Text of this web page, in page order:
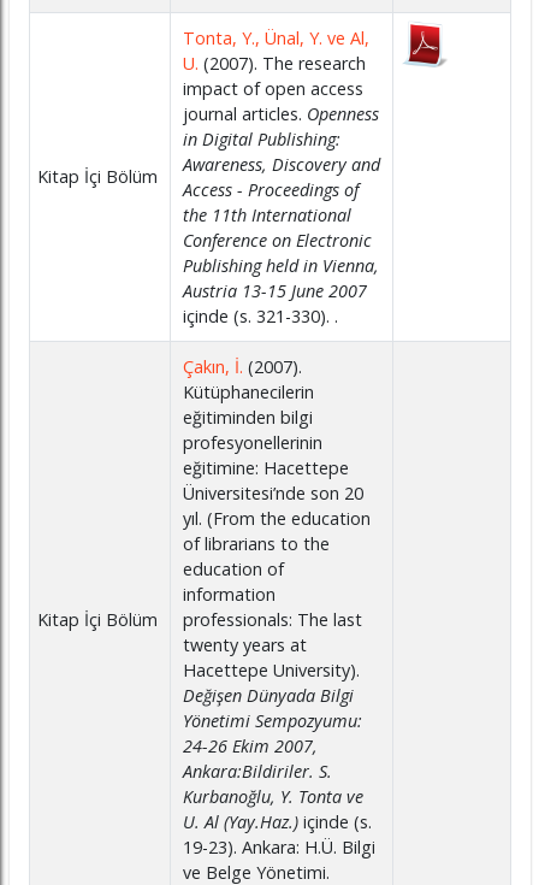
Kitap İçi Bölüm
Tonta, Y., Ünal, Y. ve Al,
U. (2007). The research
impact of open access
journal articles. Openness
in Digital Publishing:
Awareness, Discovery and
Access - Proceedings of
the 11th International
Conference on Electronic
Publishing held in Vienna,
Austria 13-15 June 2007
içinde (s. 321-330). .
Kitap İçi Bölüm
Çakın, İ. (2007).
Kütüphanecilerin
eğitiminden bilgi
profesyonellerinin
eğitimine: Hacettepe
Üniversitesi’nde son 20
yıl. (From the education
of librarians to the
education of
information
professionals: The last
twenty years at
Hacettepe University).
Değişen Dünyada Bilgi
Yönetimi Sempozyumu:
24-26 Ekim 2007,
Ankara:Bildiriler. S.
Kurbanoğlu, Y. Tonta ve
U. Al (Yay.Haz.)içinde (s.
19-23). Ankara: H.Ü. Bilgi
ve Belge Yönetimi.